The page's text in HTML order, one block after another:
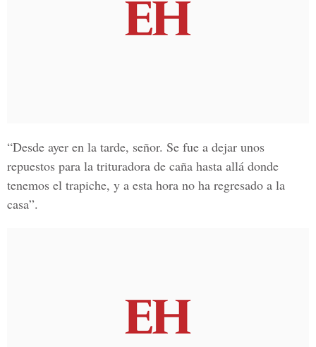
“Desde ayer en la tarde, señor. Se fue a dejar unos
repuestos para la trituradora de caña hasta allá donde
tenemos el trapiche, y a esta hora no ha regresado a la
casa”.